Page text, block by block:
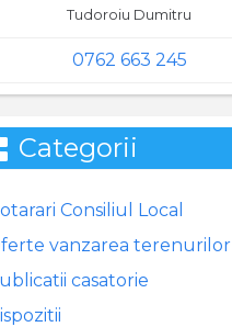
Tudoroiu Dumitru
0762 663 245
Categorii
Consiliul Local
vanzarea terenurilor
casatorie